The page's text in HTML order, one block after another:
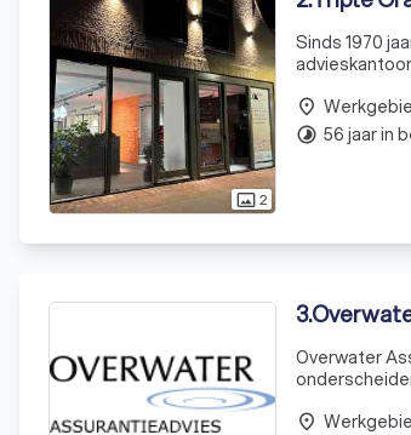
photo_size_select_actual2
Sinds 1970
karakteristiek
place
timelapse 56 jaar in
3.
Overwater
place